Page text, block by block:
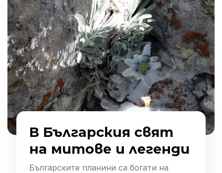
В Българския свят
на митове и легенди
Българските планини са богати на